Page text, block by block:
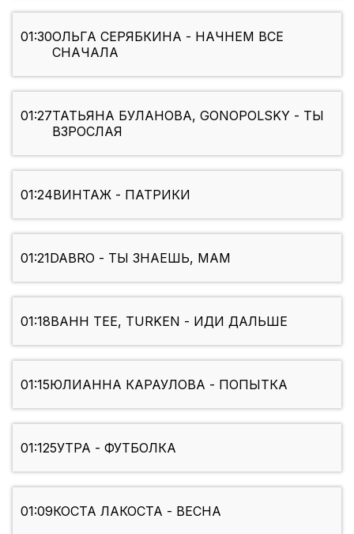
01:30ОЛЬГА СЕРЯБКИНА - НАЧНЕМ ВСЕ
СНАЧАЛА
01:27ТАТЬЯНА БУЛАНОВА, GONOPOLSKY - ТЫ
ВЗРОСЛАЯ
01:24ВИНТАЖ - ПАТРИКИ
01:21DABRO - ТЫ ЗНАЕШЬ, МАМ
01:18BAHH TEE, TURKEN - ИДИ ДАЛЬШЕ
01:15ЮЛИАННА КАРАУЛОВА - ПОПЫТКА
01:125УТРА - ФУТБОЛКА
01:09КОСТА ЛАКОСТА - ВЕСНА